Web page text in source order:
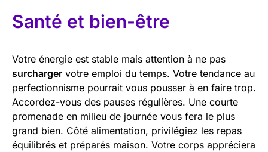
Santé et bien-être
Votre énergie est stable mais attention à ne pas
surcharger votre emploi du temps. Votre tendance au
perfectionnisme pourrait vous pousser à en faire trop.
Accordez-vous des pauses régulières. Une courte
promenade en milieu de journée vous fera le plus
grand bien. Côté alimentation, privilégiez les repas
équilibrés et préparés maison. Votre corps appréciera